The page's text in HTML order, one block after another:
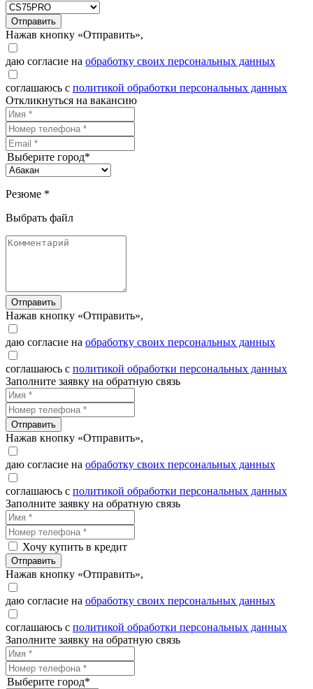
Отправить
Нажав кнопку «Отправить»,
даю согласие на обработку своих персональных данных
соглашаюсь с политикой обработки персональных данных
Откликнуться на вакансию
Выберите город*
Резюме *
Выбрать файл
Отправить
Нажав кнопку «Отправить»,
даю согласие на обработку своих персональных данных
соглашаюсь с политикой обработки персональных данных
Заполните заявку на обратную связь
Отправить
Нажав кнопку «Отправить»,
даю согласие на обработку своих персональных данных
соглашаюсь с политикой обработки персональных данных
Заполните заявку на обратную связь
Хочу купить в кредит
Отправить
Нажав кнопку «Отправить»,
даю согласие на обработку своих персональных данных
соглашаюсь с политикой обработки персональных данных
Заполните заявку на обратную связь
Выберите город*